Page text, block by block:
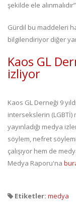
şekilde ele
Gürdil bu maddeleri
bilgilendiriyor diğer
Kaos GL
izliyor
Kaos GL Derneği 9
intersekslerin (LGBTİ)
yayınladığı medya
söylem, nefret
çalışıyor hem de
Medya Raporu'na
Etiketler: medya